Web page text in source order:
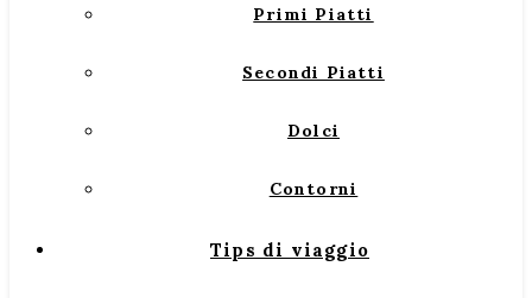
Primi Piatti
Secondi Piatti
Dolci
Contorni
Tips di viaggio